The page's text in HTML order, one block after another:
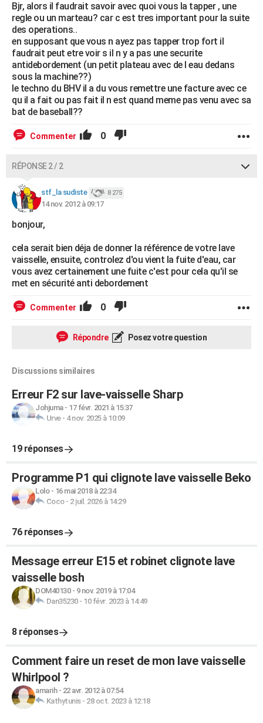
Bjr, alors il faudrait savoir avec quoi vous la tapper , une
regle ou un marteau? car c est tres important pour la suite
des operations..
en supposant que vous n ayez pas tapper trop fort il
faudrait peut etre voir s il n y a pas une securite
antidebordement (un petit plateau avec de l eau dedans
sous la machine??)
le techno du BHV il a du vous remettre une facture avec ce
qu il a fait ou pas fait il n est quand meme pas venu avec sa
bat de baseball??
Commenter 0
RÉPONSE 2 / 2
stf_la sudiste 8 275
14 nov. 2012 à 09:17
bonjour,
cela serait bien déja de donner la référence de votre lave
vaisselle, ensuite, controlez d'ou vient la fuite d'eau, car
vous avez certainement une fuite c'est pour cela qu'il se
met en sécurité anti debordement
Commenter 0
Répondre Posez votre question
Discussions similaires
Erreur F2 sur lave-vaisselle Sharp
Johjuma- 17 févr. 2021 à 15:37
Urve- 4 nov. 2025 à 10:09
19 réponses
Programme P1 qui clignote lave vaisselle Beko
Lolo- 16 mai 2018 à 22:34
Coco- 2 juil. 2026 à 14:29
76 réponses
Message erreur E15 et robinet clignote lave
vaisselle bosh
DOM40130- 9 nov. 2019 à 17:04
Dan35230- 10 févr. 2023 à 14:49
8 réponses
Comment faire un reset de mon lave vaisselle
Whirlpool ?
amarih- 22 avr. 2012 à 07:54
Kathytunis- 28 oct. 2023 à 12:18